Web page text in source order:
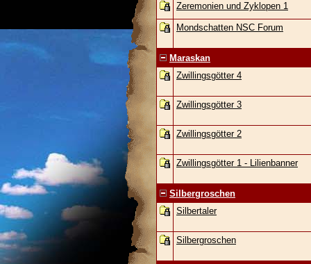
Zeremonien und Zyklopen 1
Mondschatten NSC Forum
Maraskan
Zwillingsgötter 4
Zwillingsgötter 3
Zwillingsgötter 2
Zwillingsgötter 1 - Lilienbanner
Silbergroschen
Silbertaler
Silbergroschen